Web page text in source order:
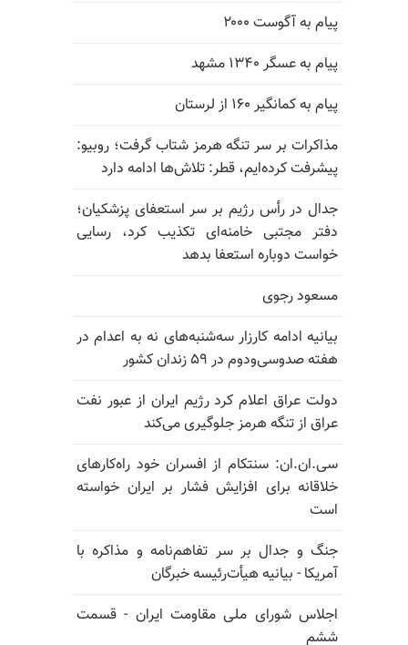
پیام به آگوست ۲۰۰۰
پیام به عسگر ۱۳۴۰ مشهد
پیام به کمانگیر ۱۶۰ از لرستان
مذاکرات بر سر تنگه هرمز شتاب گرفت؛ روبیو:
پیشرفت کرده‌ایم، قطر: تلاش‌ها ادامه دارد
جدال در رأس رژیم بر سر استعفای پزشکیان؛
دفتر مجتبی خامنه‌ای تکذیب کرد، رسایی
خواست دوباره استعفا بدهد
مسعود رجوی
بیانیه ادامه کارزار سه‌شنبه‌های نه به اعدام در
هفته صدوسی‌و‌دوم در ۵۹ زندان کشور
دولت عراق اعلام کرد رژیم ایران از عبور نفت
عراق از تنگه هرمز جلوگیری می‌کند
سی.ان.ان: سنتکام از افسران خود راه‌کارهای
خلاقانه برای افزایش فشار بر ایران خواسته
است
جنگ و جدال بر سر تفاهم‌نامه و مذاکره با
آمریکا - بیانیه هیأت‌رئیسه خبرگان
اجلاس شورای ملی مقاومت ایران - قسمت
ششم